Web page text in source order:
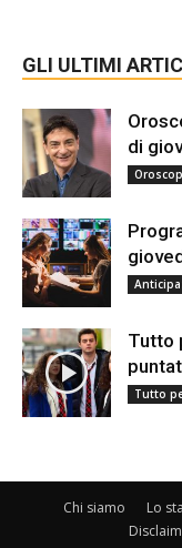
GLI ULTIMI
di
Tutto
Tutto
Chi siamo Lo